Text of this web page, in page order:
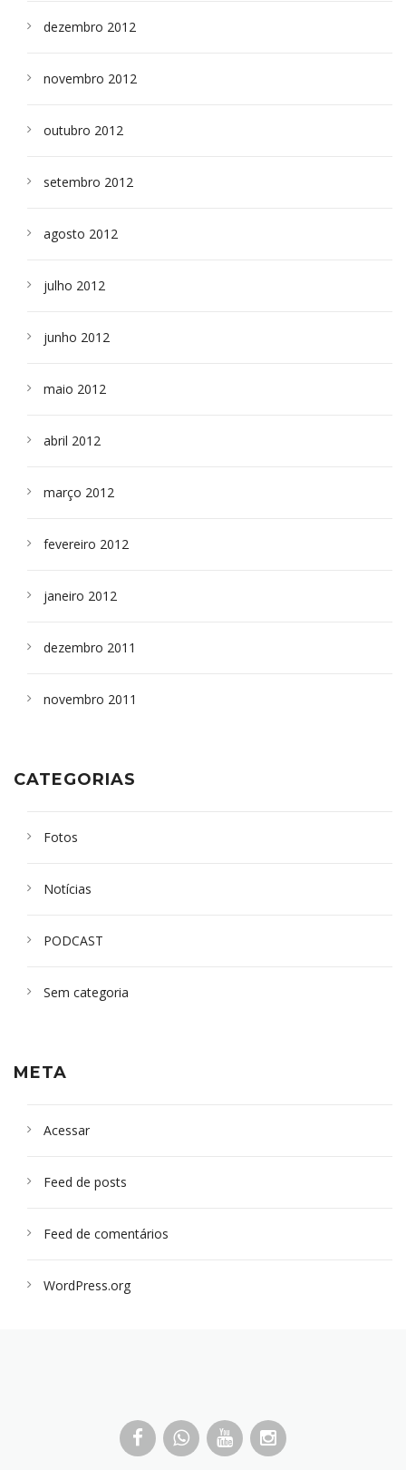
dezembro 2012
novembro 2012
outubro 2012
setembro 2012
agosto 2012
julho 2012
junho 2012
maio 2012
abril 2012
março 2012
fevereiro 2012
janeiro 2012
dezembro 2011
novembro 2011
CATEGORIAS
Fotos
Notícias
PODCAST
Sem categoria
META
Acessar
Feed de posts
Feed de comentários
WordPress.org